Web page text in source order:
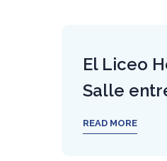
El Liceo
Salle
READ MORE